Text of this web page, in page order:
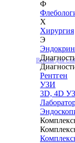
Ф
Х
Хирургия
Э
Рентген
УЗИ
3D, 4D
© 1993 — 2026
Адамант
Клиника.
005407
Версия для